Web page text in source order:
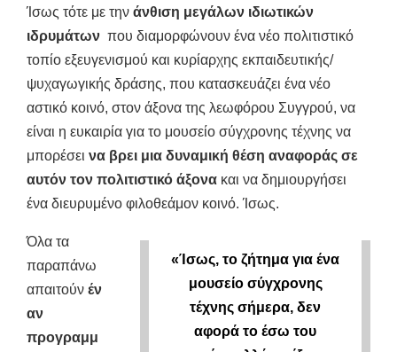
Ίσως τότε με την άνθιση μεγάλων ιδιωτικών
ιδρυμάτων που διαμορφώνουν ένα νέο πολιτιστικό
τοπίο εξευγενισμού και κυρίαρχης εκπαιδευτικής/
ψυχαγωγικής δράσης, που κατασκευάζει ένα νέο
αστικό κοινό, στον άξονα της λεωφόρου Συγγρού, να
είναι η ευκαιρία για το μουσείο σύγχρονης τέχνης να
μπορέσει να βρει μια δυναμική θέση αναφοράς σε
αυτόν τον πολιτιστικό άξονα και να δημιουργήσει
ένα διευρυμένο φιλοθεάμον κοινό. Ίσως.
«Ίσως, το ζήτημα για ένα
μουσείο σύγχρονης
τέχνης σήμερα, δεν
αφορά το έσω του
Όλα τα
παραπάνω
απαιτούν έν
αν
προγραμμ